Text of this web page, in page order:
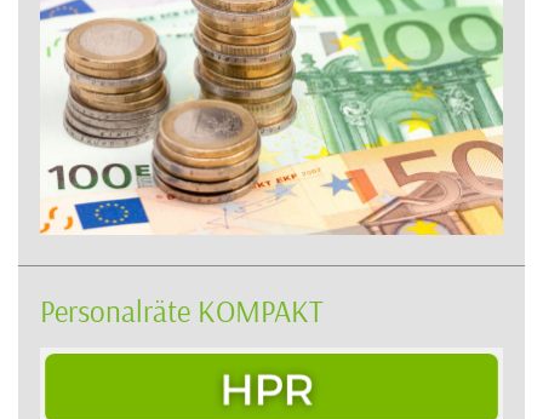
Personalräte KOMPAKT